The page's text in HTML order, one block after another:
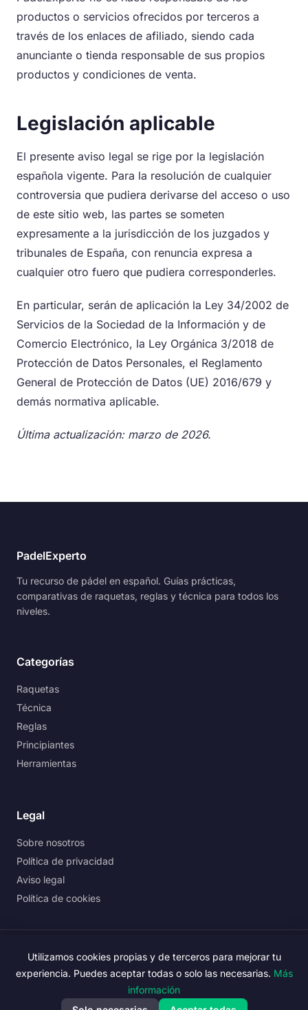
productos o servicios ofrecidos por terceros a
través de los enlaces de afiliado, siendo cada
anunciante o tienda responsable de sus propios
productos y condiciones de venta.
Legislación aplicable
El presente aviso legal se rige por la legislación
española vigente. Para la resolución de cualquier
controversia que pudiera derivarse del acceso o uso
de este sitio web, las partes se someten
expresamente a la jurisdicción de los juzgados y
tribunales de España, con renuncia expresa a
cualquier otro fuero que pudiera corresponderles.
En particular, serán de aplicación la Ley 34/2002 de
Servicios de la Sociedad de la Información y de
Comercio Electrónico, la Ley Orgánica 3/2018 de
Protección de Datos Personales, el Reglamento
General de Protección de Datos (UE) 2016/679 y
demás normativa aplicable.
Última actualización: marzo de 2026.
PadelExperto
Tu recurso de pádel en español. Guías prácticas,
comparativas de raquetas, reglas y técnica para todos los
niveles.
Categorías
Raquetas
Técnica
Reglas
Principiantes
Herramientas
Legal
Sobre nosotros
Política de privacidad
Aviso legal
Política de cookies
©2026PadelExperto. Todos los derechos reservados.
información.
Utilizamos cookies propias y de terceros para mejorar tu
experiencia. Puedes aceptar todas o solo las necesarias. Más
información